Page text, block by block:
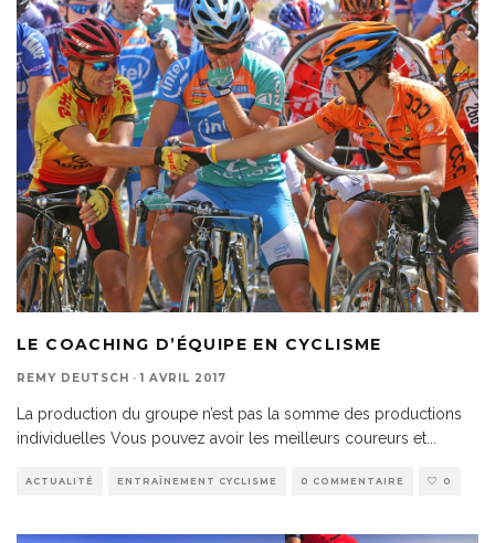
LE COACHING D’ÉQUIPE EN CYCLISME
REMY DEUTSCH · 1 AVRIL 2017
La production du groupe n’est pas la somme des productions
individuelles Vous pouvez avoir les meilleurs coureurs et
ACTUALITÉ ENTRAÎNEMENT CYCLISME 0 COMMENTAIRE 0